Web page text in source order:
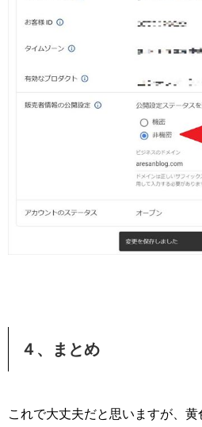
４、まとめ
これで大丈夫だと思いますが、